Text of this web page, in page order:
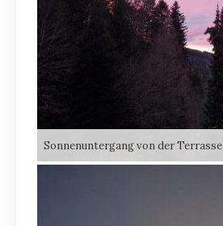
Sonnenuntergang von der Terrasse